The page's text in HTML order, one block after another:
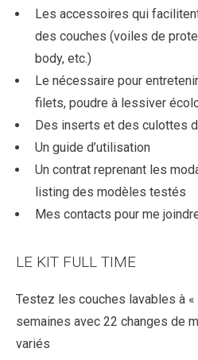
Les accessoires qui
des couches (voiles de
body, etc.)
Le nécessaire pour
filets, poudre à lessiver
Des inserts et des culottes
Un guide d’utilisation
Un contrat reprenant les
listing des modèles testés
Mes contacts pour me
LE KIT FULL TIME
Testez les couches lavables à
semaines avec 22 changes de
variés